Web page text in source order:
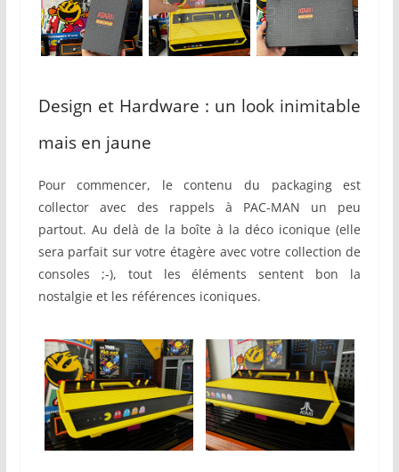
Design et Hardware : un look inimitable
mais en jaune
Pour commencer, le contenu du packaging est
collector avec des rappels à PAC-MAN un peu
partout. Au delà de la boîte à la déco iconique (elle
sera parfait sur votre étagère avec votre collection de
consoles ;-), tout les éléments sentent bon la
nostalgie et les références iconiques.